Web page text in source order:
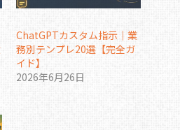
ChatGPTカスタム指示｜業
務別テンプレ20選【完全ガ
イド】
2026年6月26日